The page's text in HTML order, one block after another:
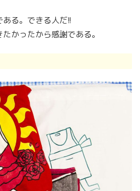
る。できる人だ!!
かったから感謝である。